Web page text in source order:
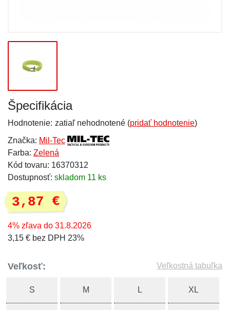
Špecifikácia
Hodnotenie: zatiaľ nehodnotené (pridať hodnotenie)
Značka: Mil-Tec
Farba: Zelená
Kód tovaru: 16370312
Dostupnosť: skladom 11 ks
3,87 €
4% zľava do 31.8.2026
3,15 € bez DPH 23%
Veľkosť: Veľkostná tabuľka
S M L XL